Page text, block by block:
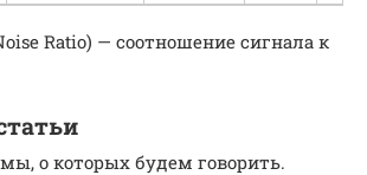
Ratio) — соотношение сигнала к
о которых будем говорить.